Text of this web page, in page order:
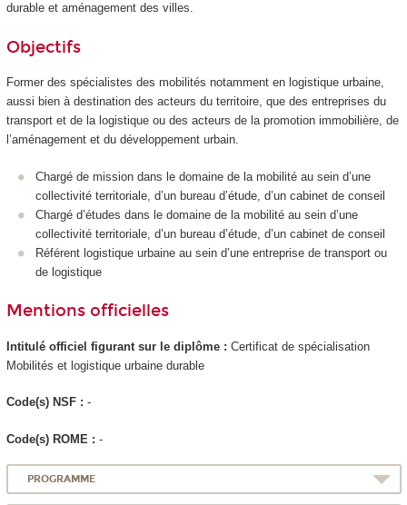
durable et aménagement des villes.
Objectifs
Former des spécialistes des mobilités notamment en logistique urbaine,
aussi bien à destination des acteurs du territoire, que des entreprises du
transport et de la logistique ou des acteurs de la promotion immobilière, de
l’aménagement et du développement urbain.
Chargé de mission dans le domaine de la mobilité au sein d’une
collectivité territoriale, d’un bureau d’étude, d’un cabinet de conseil
Chargé d’études dans le domaine de la mobilité au sein d’une
collectivité territoriale, d’un bureau d’étude, d’un cabinet de conseil
Référent logistique urbaine au sein d’une entreprise de transport ou
de logistique
Mentions officielles
Intitulé officiel figurant sur le diplôme : Certificat de spécialisation
Mobilités et logistique urbaine durable
Code(s) NSF : -
Code(s) ROME : -
PROGRAMME